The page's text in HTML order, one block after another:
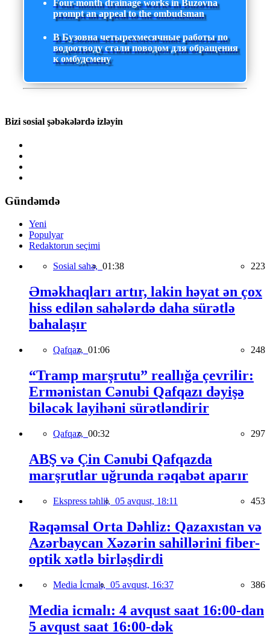
Four-month drainage works in Buzovna
prompt an appeal to the ombudsman
В Бузовна четырехмесячные работы по
водоотводу стали поводом для обращения
к омбудсмену
Bizi sosial şəbəkələrdə izləyin
Gündəmdə
Yeni
Populyar
Redaktorun seçimi
Sosial sahə, 01:38 223
Əməkhaqları artır, lakin həyat ən çox
hiss edilən sahələrdə daha sürətlə
bahalaşır
Qafqaz, 01:06 248
“Tramp marşrutu” reallığa çevrilir:
Ermənistan Cənubi Qafqazı dəyişə
biləcək layihəni sürətləndirir
Qafqaz, 00:32 297
ABŞ və Çin Cənubi Qafqazda
marşrutlar uğrunda rəqabət aparır
Ekspress təhlil, 05 avqust, 18:11 453
Rəqəmsal Orta Dəhliz: Qazaxıstan və
Azərbaycan Xəzərin sahillərini fiber-
optik xətlə birləşdirdi
Media İcmalı, 05 avqust, 16:37 386
Media icmalı: 4 avqust saat 16:00-dan
5 avqust saat 16:00-dək